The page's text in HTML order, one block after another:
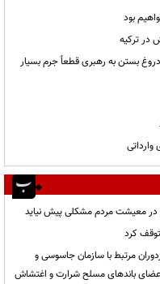
بود
بستن به رهبری قطعاً جرم بسیار
در معیشت مردم مشکلی پیش نیاید
کرد
و دستگیری ۲۱ نفر از مزدوران مرتبط با سازمان جاسوسی و
صهیونیستی و بازداشت ۴ نفر از اعضای باندهای مسلح شرارت و اغتشاش